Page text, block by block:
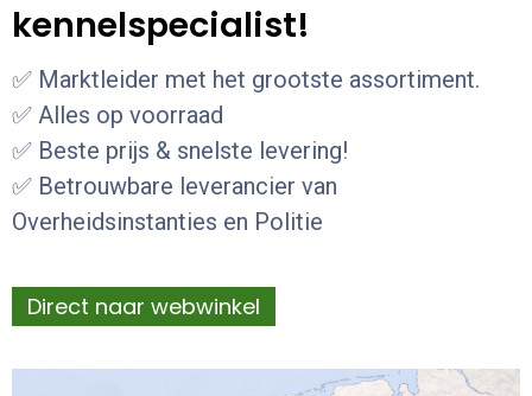
kennelspecialist!
✅ Marktleider met het grootste assortiment.
✅ Alles op voorraad
✅ Beste prijs & snelste levering!
✅ Betrouwbare leverancier van
Overheidsinstanties en Politie
Direct naar webwinkel